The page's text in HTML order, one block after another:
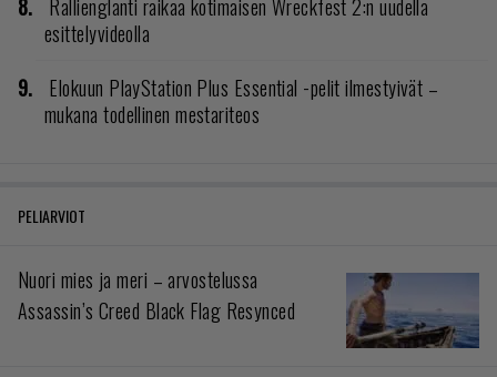
Rallienglanti raikaa kotimaisen Wreckfest 2:n uudella
esittelyvideolla
Elokuun PlayStation Plus Essential -pelit ilmestyivät –
mukana todellinen mestariteos
PELIARVIOT
Nuori mies ja meri – arvostelussa
Assassin’s Creed Black Flag Resynced